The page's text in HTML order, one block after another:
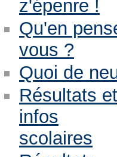
z'épenre !
Qu'en
vous ?
Quoi de
Résultats et
infos
scolaires